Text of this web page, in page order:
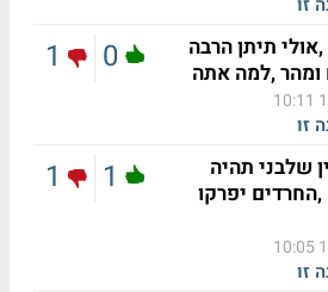
תיתן הרבה
ומהר ,למה אתה
זו
0
1
שלבני תהיה
יפרקו
זו
1
1